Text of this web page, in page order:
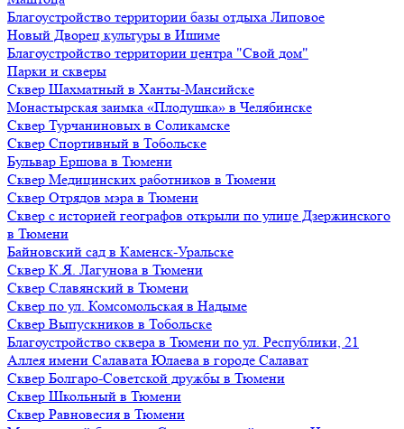
Благоустройство территории базы отдыха Липовое
Нoвый Двoрeц культуры в Ишимe
Благоустройство территории центра "Свой дом"
Парки и скверы
Сквер Шахматный в Ханты-Мансийске
Монастырская заимка «Плодушка» в Челябинске
Сквер Турчаниновых в Соликамске
Сквер Спортивный в Тобольске
Бульвар Ершова в Тюмени
Сквер Медицинских работников в Тюмени
Сквер Отрядов мэра в Тюмени
Сквер с историей географов открыли по улице Дзержинского
в Тюмени
Байновский сад в Каменск-Уральске
Сквер К.Я. Лагунова в Тюмени
Сквер Славянский в Тюмени
Сквер по ул. Комсомольская в Надыме
Сквер Выпускников в Тобольске
Благоустройство сквера в Тюмени по ул. Республики, 21
Аллея имени Салавата Юлаева в городе Салават
Сквер Болгаро-Советской дружбы в Тюмени
Сквер Школьный в Тюмени
Сквер Равновесия в Тюмени